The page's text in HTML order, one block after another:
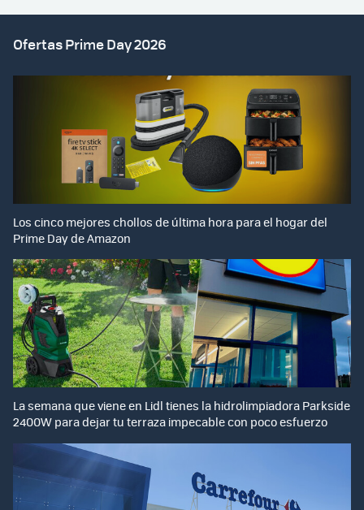
Ofertas Prime Day 2026
Los cinco mejores chollos de última hora para el hogar del
Prime Day de Amazon
La semana que viene en Lidl tienes la hidrolimpiadora Parkside
2400W para dejar tu terraza impecable con poco esfuerzo